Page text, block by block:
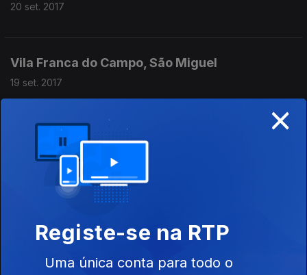
20 set. 2017
Vila Franca do Campo, São Miguel
19 set. 2017
Madalena, Pico
18 set. 2017
15 set. 2017
×
Registe-se na RTP
Uma única conta para todo o